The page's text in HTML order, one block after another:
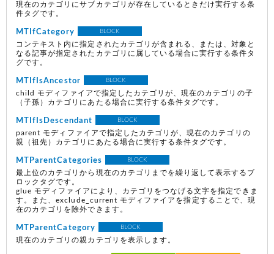
現在のカテゴリにサブカテゴリが存在しているときだけ実行する条
件タグです。
MTIfCategory BLOCK
コンテキスト内に指定されたカテゴリが含まれる、または、対象と
なる記事が指定されたカテゴリに属している場合に実行する条件タ
グです。
MTIfIsAncestor BLOCK
child モディファイアで指定したカテゴリが、現在のカテゴリの子
（子孫）カテゴリにあたる場合に実行する条件タグです。
MTIfIsDescendant BLOCK
parent モディファイアで指定したカテゴリが、現在のカテゴリの
親（祖先）カテゴリにあたる場合に実行する条件タグです。
MTParentCategories BLOCK
最上位のカテゴリから現在のカテゴリまでを繰り返して表示するブ
ロックタグです。
glue モディファイアにより、カテゴリをつなげる文字を指定できま
す。また、exclude_current モディファイアを指定することで、現
在のカテゴリを除外できます。
MTParentCategory BLOCK
現在のカテゴリの親カテゴリを表示します。